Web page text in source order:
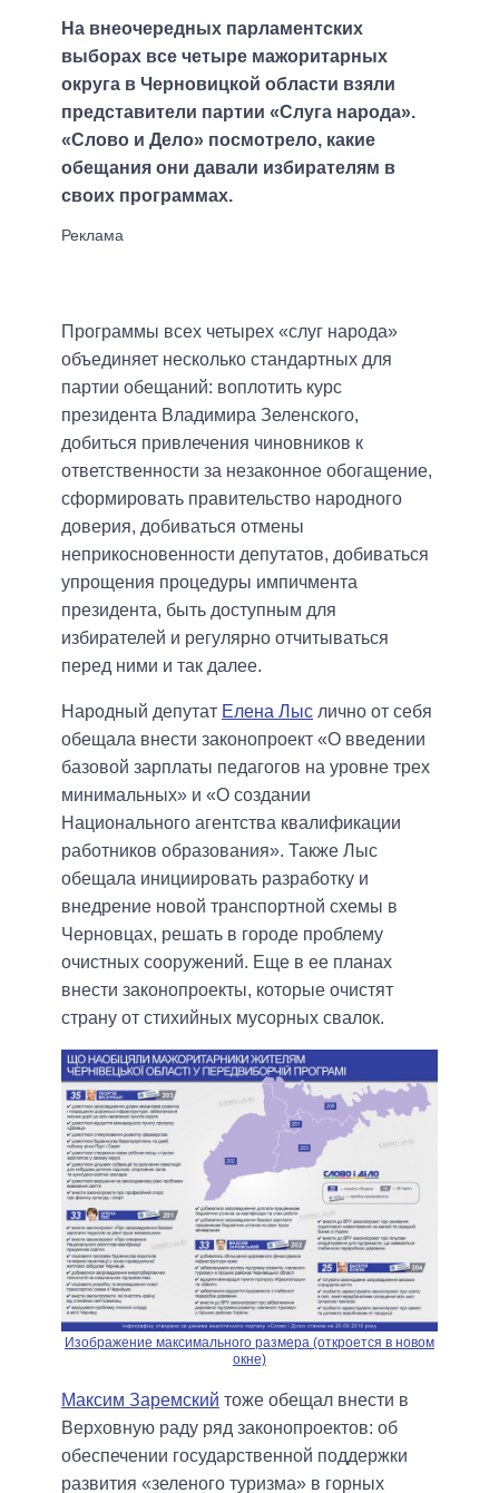
На внеочередных парламентских
выборах все четыре мажоритарных
округа в Черновицкой области взяли
представители партии «Слуга народа».
«Слово и Дело» посмотрело, какие
обещания они давали избирателям в
своих программах.
Программы всех четырех «слуг народа»
объединяет несколько стандартных для
партии обещаний: воплотить курс
президента Владимира Зеленского,
добиться привлечения чиновников к
ответственности за незаконное обогащение,
сформировать правительство народного
доверия, добиваться отмены
неприкосновенности депутатов, добиваться
упрощения процедуры импичмента
президента, быть доступным для
избирателей и регулярно отчитываться
перед ними и так далее.
Народный депутат Елена Лыс лично от себя
обещала внести законопроект «О введении
базовой зарплаты педагогов на уровне трех
минимальных» и «О создании
Национального агентства квалификации
работников образования». Также Лыс
обещала инициировать разработку и
внедрение новой транспортной схемы в
Черновцах, решать в городе проблему
очистных сооружений. Еще в ее планах
внести законопроекты, которые очистят
страну от стихийных мусорных свалок.
Изображение максимального размера (откроется в новом
окне)
Максим Заремский тоже обещал внести в
Верховную раду ряд законопроектов: об
обеспечении государственной поддержки
развития «зеленого туризма» в горных